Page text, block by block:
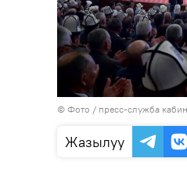
© Фото / пресс-служба
Жазылуу